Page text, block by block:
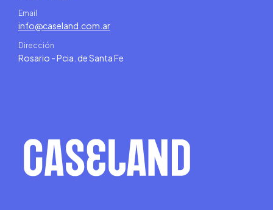
Email
info@caseland.com.ar
Dirección
Rosario - Pcia. de Santa Fe